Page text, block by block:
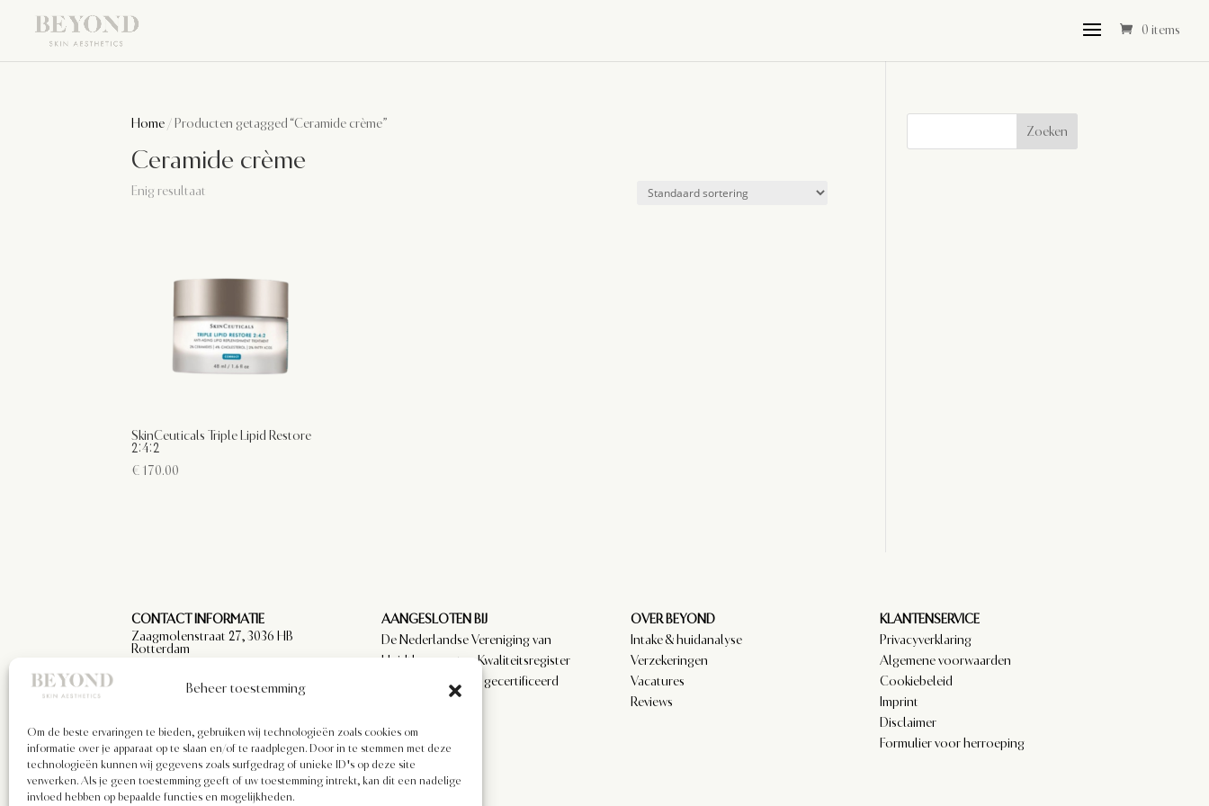
Beheer toestemming
Om de beste ervaringen te bieden, gebruiken wij technologieën zoals cookies om
informatie over je apparaat op te slaan en/of te raadplegen. Door in te stemmen met deze
technologieën kunnen wij gegevens zoals surfgedrag of unieke ID's op deze site
verwerken. Als je geen toestemming geeft of uw toestemming intrekt, kan dit een nadelige
invloed hebben op bepaalde functies en mogelijkheden.
0 items
Home / Producten getagged “Ceramide crème”
Ceramide crème
Enig resultaat
SkinCeuticals Triple Lipid Restore
2:4:2
€ 170.00
Zoeken
CONTACT INFORMATIE
Zaagmolenstraat 27, 3036 HB
Rotterdam
AANGESLOTEN BIJ
De Nederlandse Vereniging van
Huidtherapeuten Kwaliteitsregister
Paramedici. NVCG gecertificeerd
OVER BEYOND
Intake & huidanalyse
Verzekeringen
Vacatures
Reviews
KLANTENSERVICE
Privacyverklaring
Algemene voorwaarden
Cookiebeleid
Imprint
Disclaimer
Formulier voor herroeping